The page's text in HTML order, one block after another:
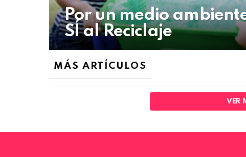
Por un medio
SÍ al Reciclaje
MÁS ARTÍCULOS
VER